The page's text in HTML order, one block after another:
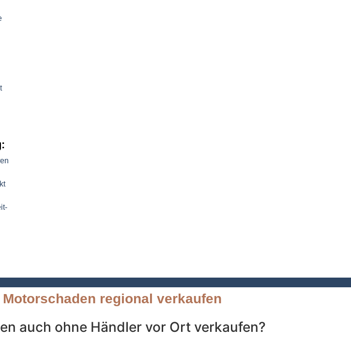
regional verkaufen
auch ohne Händler vor Ort verkaufen?